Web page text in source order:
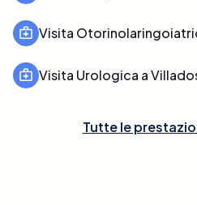
Visita
Visita Urologica a
Tutte le